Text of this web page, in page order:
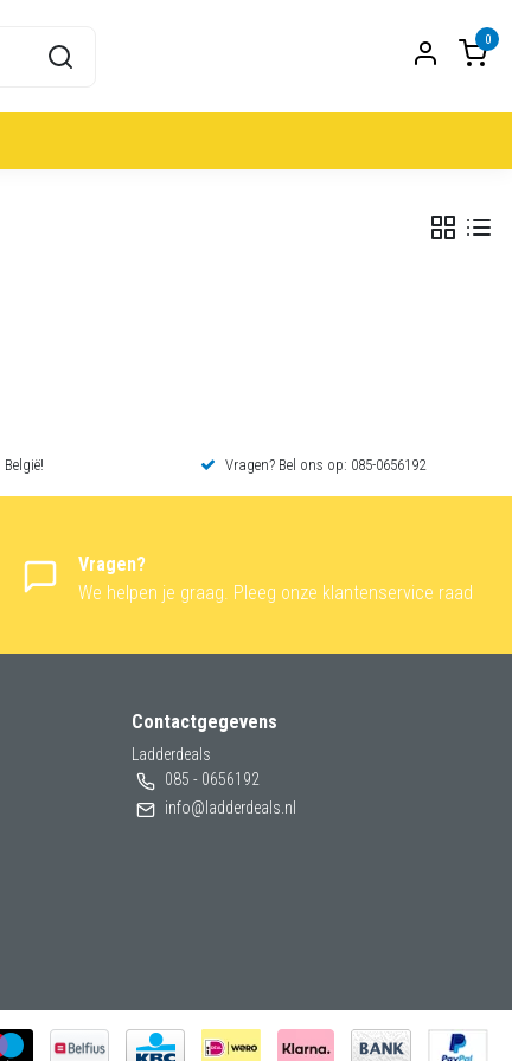
0
Vragen? Bel ons op: 085-0656192
Vragen?
We helpen je graag. Pleeg onze klantenservice raad
Contactgegevens
Ladderdeals
085 - 0656192
info@ladderdeals.nl